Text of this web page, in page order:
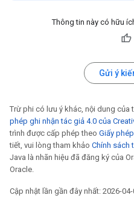
Thông tin này có hữu
Gửi ý
Trừ phi có lưu ý khác, nội dung
phép ghi nhận tác giả 4.0 của
trình được cấp phép theo Giấy
tiết, vui lòng tham khảo Chính sách
Java là nhãn hiệu đã đăng ký của
Oracle.
Cập nhật lần gần đây nhất: 2026-04-